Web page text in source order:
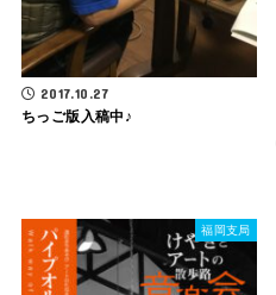
2017.10.27
ちっご版入稿中♪
福岡支局